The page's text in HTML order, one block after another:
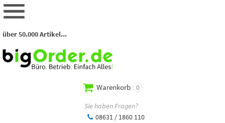
über 50.000 Artikel...
Warenkorb 0
Sie haben Fragen?
08631 / 1860 110